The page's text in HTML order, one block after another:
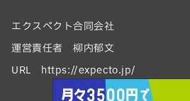
エクスペクト合同会社
運営責任者 柳内郁文
URL https://expecto.jp/